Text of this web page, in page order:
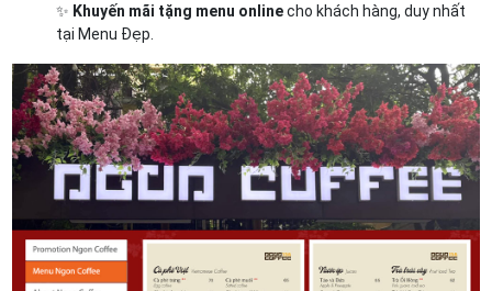
✨ Khuyến mãi tặng menu onlinecho khách hàng, duy nhất
tại Menu Đẹp.